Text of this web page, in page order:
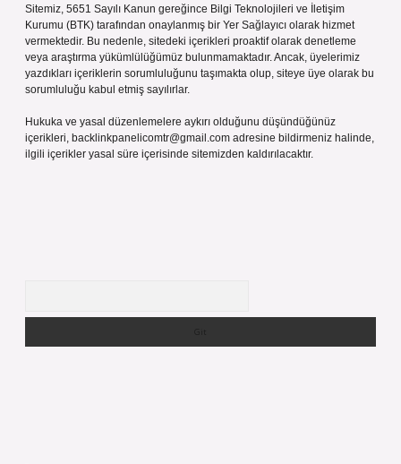
Sitemiz, 5651 Sayılı Kanun gereğince Bilgi Teknolojileri ve İletişim
Kurumu (BTK) tarafından onaylanmış bir Yer Sağlayıcı olarak hizmet
vermektedir. Bu nedenle, sitedeki içerikleri proaktif olarak denetleme
veya araştırma yükümlülüğümüz bulunmamaktadır. Ancak, üyelerimiz
yazdıkları içeriklerin sorumluluğunu taşımakta olup, siteye üye olarak bu
sorumluluğu kabul etmiş sayılırlar.
Hukuka ve yasal düzenlemelere aykırı olduğunu düşündüğünüz
içerikleri, backlinkpanelicomtr@gmail.com adresine bildirmeniz halinde,
ilgili içerikler yasal süre içerisinde sitemizden kaldırılacaktır.